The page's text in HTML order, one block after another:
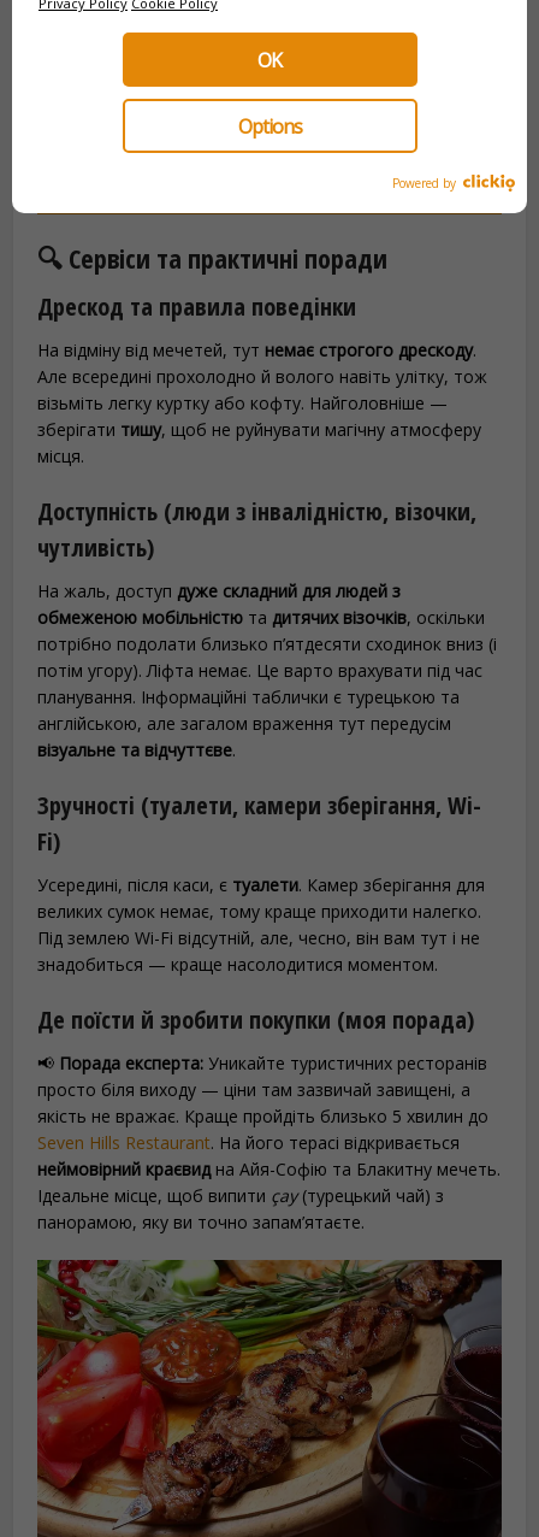
(знижка 20%)
Доступ до 100+ атракцій із
квитками без черги
🔍 Сервіси та практичні поради
Дрескод та правила поведінки
На відміну від мечетей, тут немає строгого дрескоду.
Але всередині прохолодно й волого навіть улітку, тож
візьміть легку куртку або кофту. Найголовніше —
зберігати тишу, щоб не руйнувати магічну атмосферу
місця.
Доступність (люди з інвалідністю, візочки,
чутливість)
На жаль, доступ дуже складний для людей з
обмеженою мобільністю та дитячих візочків, оскільки
потрібно подолати близько п’ятдесяти сходинок вниз (і
потім угору). Ліфта немає. Це варто врахувати під час
планування. Інформаційні таблички є турецькою та
англійською, але загалом враження тут передусім
візуальне та відчуттєве.
Зручності (туалети, камери зберігання, Wi-
Fi)
Усередині, після каси, є туалети. Камер зберігання для
великих сумок немає, тому краще приходити налегко.
Під землею Wi-Fi відсутній, але, чесно, він вам тут і не
знадобиться — краще насолодитися моментом.
Де поїсти й зробити покупки (моя порада)
📢 Порада експерта: Уникайте туристичних ресторанів
просто біля виходу — ціни там зазвичай завищені, а
якість не вражає. Краще пройдіть близько 5 хвилин до
Seven Hills Restaurant. На його терасі відкривається
неймовірний краєвидна Айя-Софію та Блакитну мечеть.
Ідеальне місце, щоб випити çay(турецький чай) з
панорамою, яку ви точно запам’ятаєте.
Options
OK
Powered by